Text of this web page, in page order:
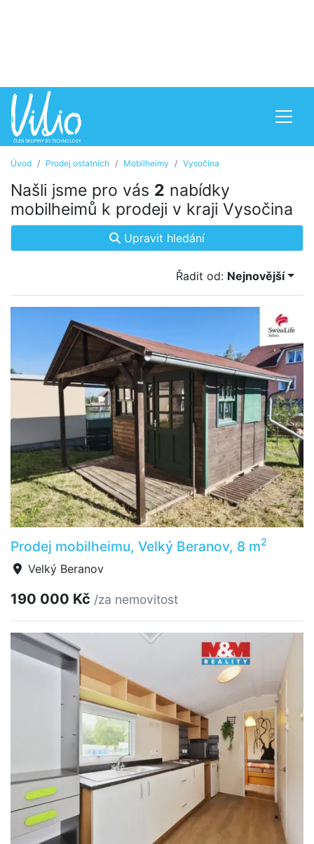
Úvod Prodej ostatních Mobilheimy Vysočina
Našli jsme pro vás 2 nabídky
mobilheimů k prodeji v kraji Vysočina
Upravit hledání
Řadit od: Nejnovější
Prodej mobilheimu, Velký Beranov, 8 m2
Velký Beranov
190 000 Kč /za nemovitost